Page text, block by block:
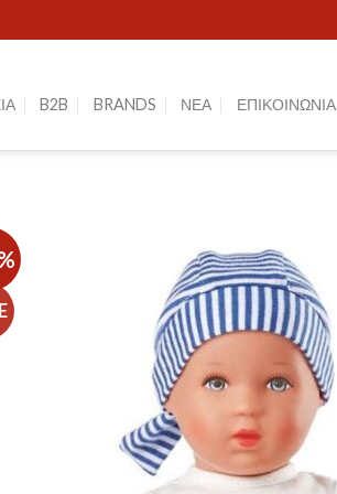
B2B BRANDS ΝΕΑ ΕΠΙΚΟΙΝΩΝΙΑ